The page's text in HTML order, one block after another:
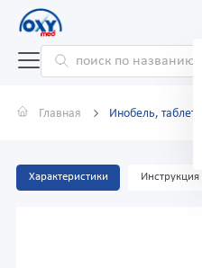
Главная Инобель,
Характеристики